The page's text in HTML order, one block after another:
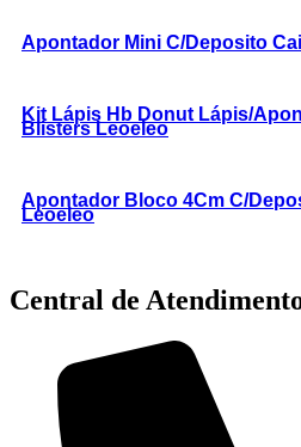
Apontador Mini C/Deposito
Kit Lápis Hb Donut Lápis/
Blisters Leoeleo
Apontador Bloco 4Cm C/
Leoeleo
Central de